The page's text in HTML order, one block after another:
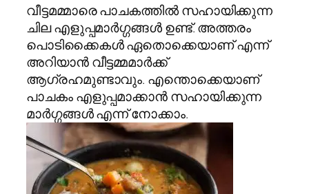
വീട്ടമമ്മാരെ പാചകത്തില്‍ സഹായിക്കുന്ന
ചില എളുപ്പമാര്‍ഗ്ഗങ്ങള്‍ ഉണ്ട്. അത്തരം
പൊടിക്കൈകള്‍ ഏതൊക്കെയാണ് എന്ന്
അറിയാന്‍ വീട്ടമ്മമാര്‍ക്ക്
ആഗ്രഹമുണ്ടാവും. എന്തൊക്കെയാണ്
പാചകം എളുപ്പമാക്കാന്‍ സഹായിക്കുന്ന
മാര്‍ഗ്ഗങ്ങള്‍ എന്ന് നോക്കാം.